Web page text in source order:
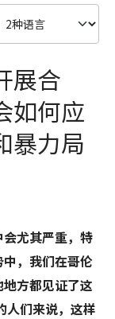
展合
如何应
暴力局
尤其严重，特
，我们在哥伦
方都见证了这
人们来说，这样